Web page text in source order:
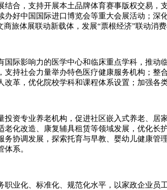
结合，支持开展本土品牌体育赛事版权交易
办好中国国际进口博览会等重大会展活动；
旅体展联动新载体，发展“票根经济”联动
国际影响力的医学中心和临床重点学科，推
支持社会力量举办特色医疗健康服务机构；
革，优化院校学科和课程体系设置；加强各
投资专业养老机构，促进社区嵌入式养老、
老化改造、康复辅具租赁等领域发展，优化
务协调发展，探索托育与早教、婴幼儿健康
系。
职业化、标准化、规范化水平，以家政企业